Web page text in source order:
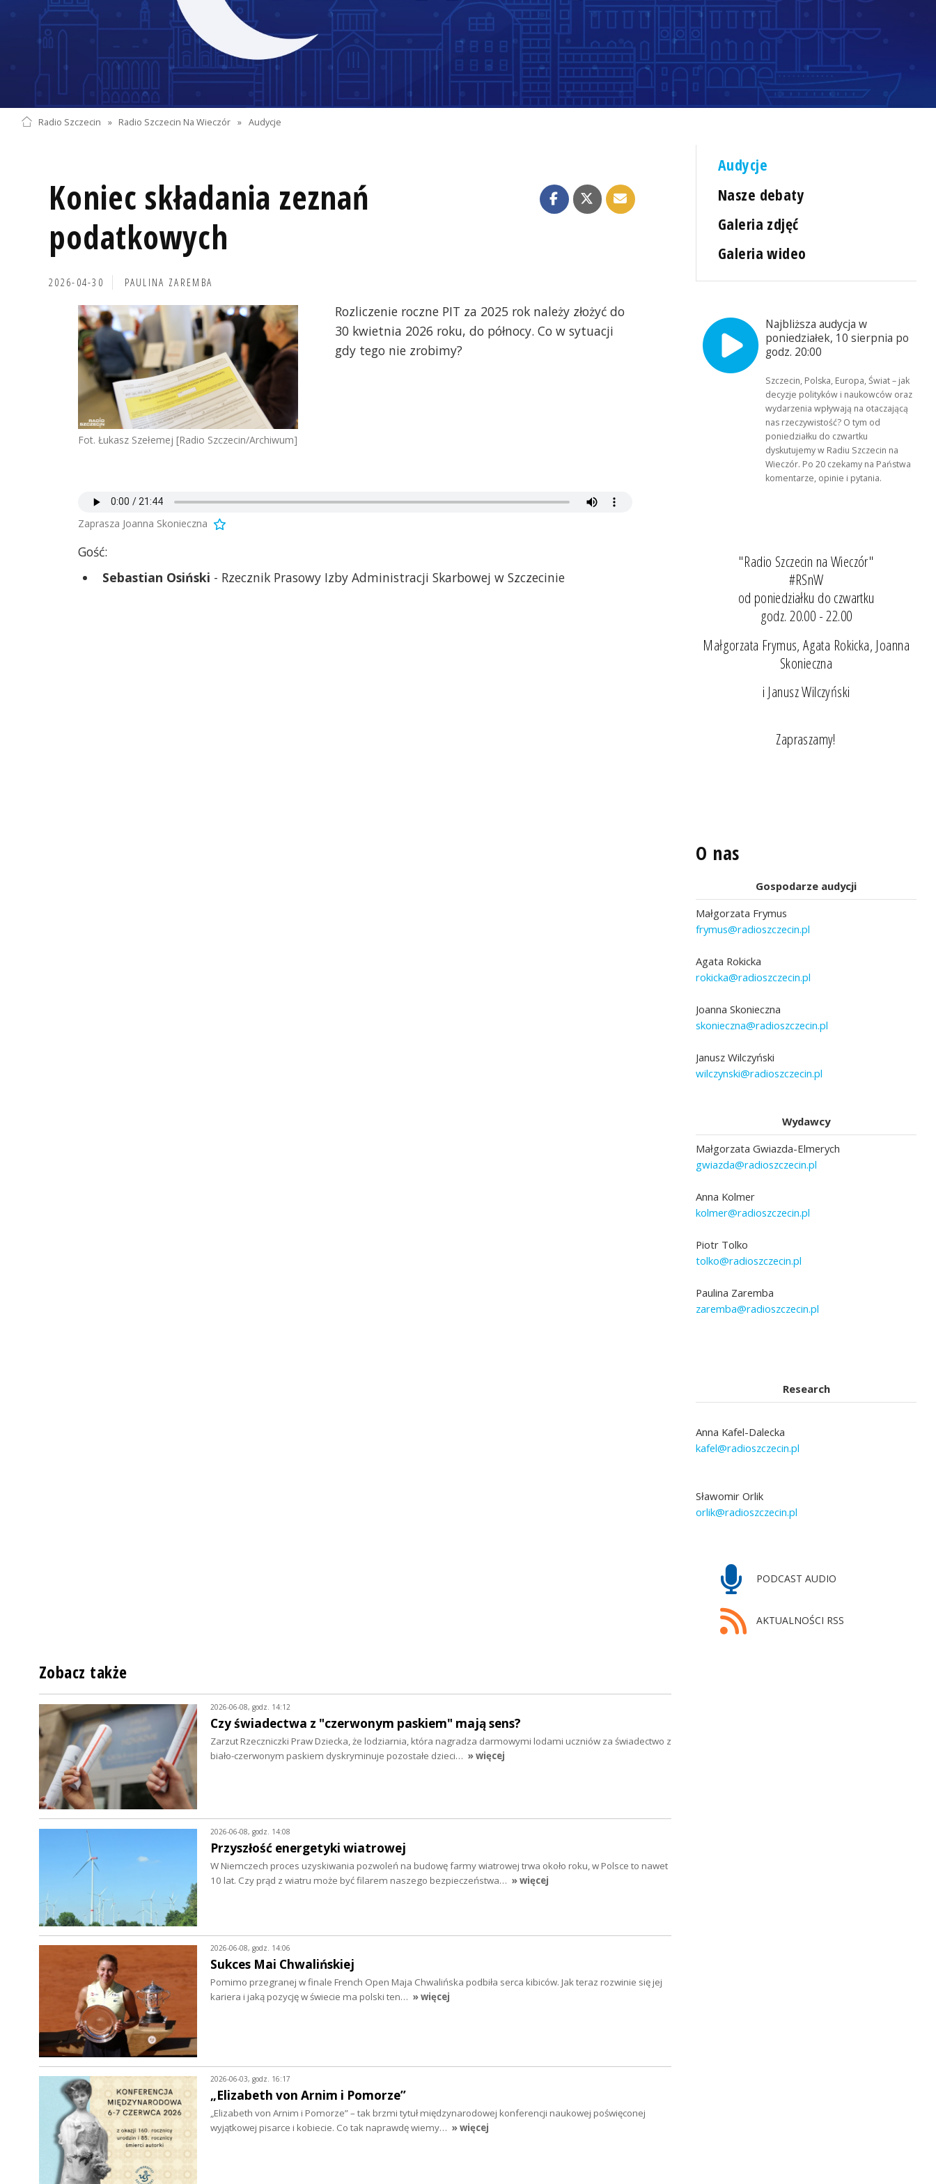
Radio Szczecin » Radio Szczecin Na Wieczór » Audycje
Koniec składania zeznań
podatkowych
2026-04-30 PAULINA ZAREMBA
Fot. Łukasz Szełemej [Radio Szczecin/Archiwum]
Rozliczenie roczne PIT za 2025 rok należy złożyć do
30 kwietnia 2026 roku, do północy. Co w sytuacji
gdy tego nie zrobimy?
Zaprasza Joanna Skonieczna
Gość:
Sebastian Osiński - Rzecznik Prasowy Izby Administracji Skarbowej w Szczecinie
Audycje
Nasze debaty
Galeria zdjęć
Galeria wideo
Najbliższa audycja w
poniedziałek, 10 sierpnia po
godz. 20:00
Szczecin, Polska, Europa, Świat – jak
decyzje polityków i naukowców oraz
wydarzenia wpływają na otaczającą
nas rzeczywistość? O tym od
poniedziałku do czwartku
dyskutujemy w Radiu Szczecin na
Wieczór. Po 20 czekamy na Państwa
komentarze, opinie i pytania.
"Radio Szczecin na Wieczór"
#RSnW
od poniedziałku do czwartku
godz. 20.00 - 22.00
Małgorzata Frymus, Agata Rokicka, Joanna
Skonieczna
i Janusz Wilczyński
Zapraszamy!
O nas
Gospodarze audycji
Małgorzata Frymus
frymus@radioszczecin.pl
Agata Rokicka
rokicka@radioszczecin.pl
Joanna Skonieczna
skonieczna@radioszczecin.pl
Janusz Wilczyński
wilczynski@radioszczecin.pl
Wydawcy
Małgorzata Gwiazda-Elmerych
gwiazda@radioszczecin.pl
Anna Kolmer
kolmer@radioszczecin.pl
Piotr Tolko
tolko@radioszczecin.pl
Paulina Zaremba
zaremba@radioszczecin.pl
Research
Anna Kafel-Dalecka
kafel@radioszczecin.pl
Sławomir Orlik
orlik@radioszczecin.pl
PODCAST AUDIO
AKTUALNOŚCI RSS
Zobacz także
2026-06-08, godz. 14:12
Czy świadectwa z "czerwonym paskiem" mają sens?
Zarzut Rzeczniczki Praw Dziecka, że lodziarnia, która nagradza darmowymi lodami uczniów za świadectwo z
biało-czerwonym paskiem dyskryminuje pozostałe dzieci… » więcej
2026-06-08, godz. 14:08
Przyszłość energetyki wiatrowej
W Niemczech proces uzyskiwania pozwoleń na budowę farmy wiatrowej trwa około roku, w Polsce to nawet
10 lat. Czy prąd z wiatru może być filarem naszego bezpieczeństwa… » więcej
2026-06-08, godz. 14:06
Sukces Mai Chwalińskiej
Pomimo przegranej w finale French Open Maja Chwalińska podbiła serca kibiców. Jak teraz rozwinie się jej
kariera i jaką pozycję w świecie ma polski ten… » więcej
2026-06-03, godz. 16:17
„Elizabeth von Arnim i Pomorze”
„Elizabeth von Arnim i Pomorze” – tak brzmi tytuł międzynarodowej konferencji naukowej poświęconej
wyjątkowej pisarce i kobiecie. Co tak naprawdę wiemy… » więcej